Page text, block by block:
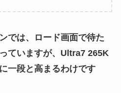
では、ロード画面で待た
ていますが、Ultra7 265K
一段と高まるわけです